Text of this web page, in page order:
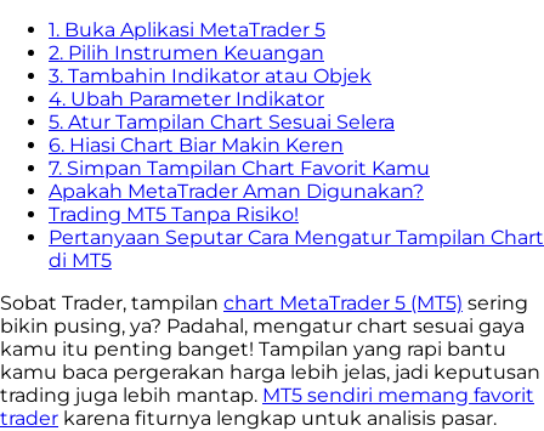
1. Buka Aplikasi MetaTrader 5
2. Pilih Instrumen Keuangan
3. Tambahin Indikator atau Objek
4. Ubah Parameter Indikator
5. Atur Tampilan Chart Sesuai Selera
6. Hiasi Chart Biar Makin Keren
7. Simpan Tampilan Chart Favorit Kamu
Apakah MetaTrader Aman Digunakan?
Trading MT5 Tanpa Risiko!
Pertanyaan Seputar Cara Mengatur Tampilan Chart
di MT5
Sobat Trader, tampilan chart MetaTrader 5 (MT5) sering
bikin pusing, ya? Padahal, mengatur chart sesuai gaya
kamu itu penting banget! Tampilan yang rapi bantu
kamu baca pergerakan harga lebih jelas, jadi keputusan
trading juga lebih mantap. MT5 sendiri memang favorit
trader karena fiturnya lengkap untuk analisis pasar.